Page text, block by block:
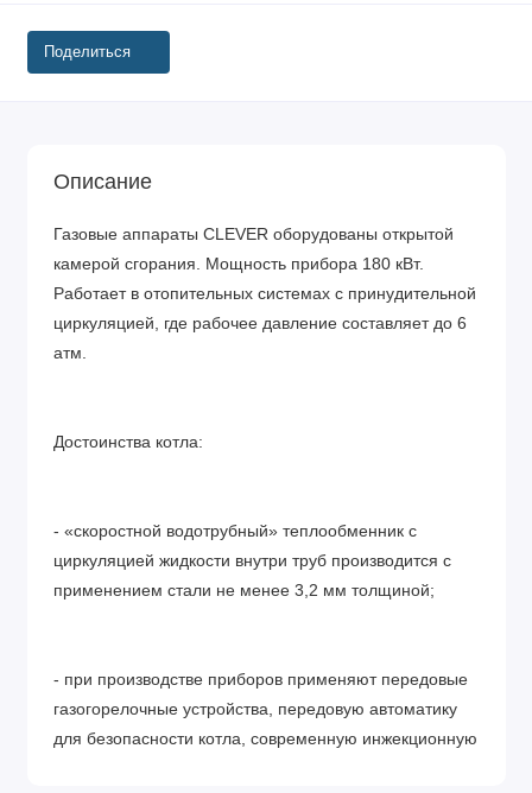
Поделиться
Описание
Газовые аппараты CLEVER оборудованы открытой
камерой сгорания. Мощность прибора 180 кВт.
Работает в отопительных системах с принудительной
циркуляцией, где рабочее давление составляет до 6
атм.
Достоинства котла:
- «скоростной водотрубный» теплообменник с
циркуляцией жидкости внутри труб производится с
применением стали не менее 3,2 мм толщиной;
- при производстве приборов применяют передовые
газогорелочные устройства, передовую автоматику
для безопасности котла, современную инжекционную